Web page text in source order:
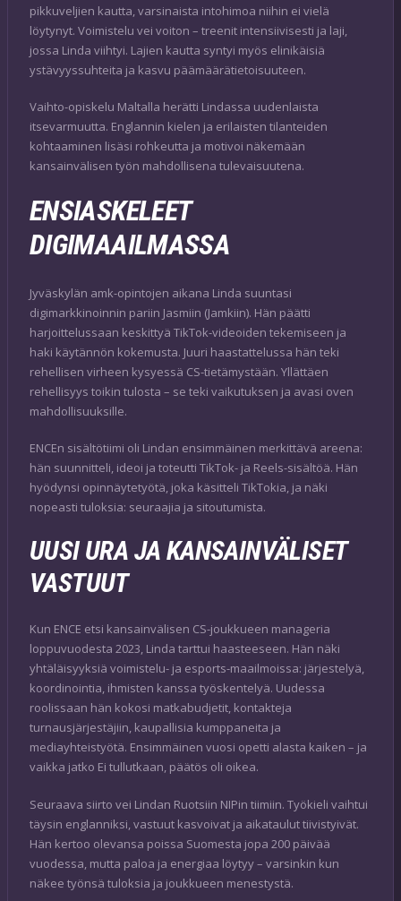
pikkuveljien kautta, varsinaista intohimoa niihin ei vielä
löytynyt. Voimistelu vei voiton – treenit intensiivisesti ja laji,
jossa Linda viihtyi. Lajien kautta syntyi myös elinikäisiä
ystävyyssuhteita ja kasvu päämäärätietoisuuteen.
Vaihto-opiskelu Maltalla herätti Lindassa uudenlaista
itsevarmuutta. Englannin kielen ja erilaisten tilanteiden
kohtaaminen lisäsi rohkeutta ja motivoi näkemään
kansainvälisen työn mahdollisena tulevaisuutena.
ENSIASKELEET
DIGIMAAILMASSA
Jyväskylän amk-opintojen aikana Linda suuntasi
digimarkkinoinnin pariin Jasmiin (Jamkiin). Hän päätti
harjoittelussaan keskittyä TikTok-videoiden tekemiseen ja
haki käytännön kokemusta. Juuri haastattelussa hän teki
rehellisen virheen kysyessä CS-tietämystään. Yllättäen
rehellisyys toikin tulosta – se teki vaikutuksen ja avasi oven
mahdollisuuksille.
ENCEn sisältötiimi oli Lindan ensimmäinen merkittävä areena:
hän suunnitteli, ideoi ja toteutti TikTok- ja Reels-sisältöä. Hän
hyödynsi opinnäytetyötä, joka käsitteli TikTokia, ja näki
nopeasti tuloksia: seuraajia ja sitoutumista.
UUSI URA JA KANSAINVÄLISET
VASTUUT
Kun ENCE etsi kansainvälisen CS-joukkueen manageria
loppuvuodesta 2023, Linda tarttui haasteeseen. Hän näki
yhtäläisyyksiä voimistelu- ja esports-maailmoissa: järjestelyä,
koordinointia, ihmisten kanssa työskentelyä. Uudessa
roolissaan hän kokosi matkabudjetit, kontakteja
turnausjärjestäjiin, kaupallisia kumppaneita ja
mediayhteistyötä. Ensimmäinen vuosi opetti alasta kaiken – ja
vaikka jatko Ei tullutkaan, päätös oli oikea.
Seuraava siirto vei Lindan Ruotsiin NIPin tiimiin. Työkieli vaihtui
täysin englanniksi, vastuut kasvoivat ja aikataulut tiivistyivät.
Hän kertoo olevansa poissa Suomesta jopa 200 päivää
vuodessa, mutta paloa ja energiaa löytyy – varsinkin kun
näkee työnsä tuloksia ja joukkueen menestystä.